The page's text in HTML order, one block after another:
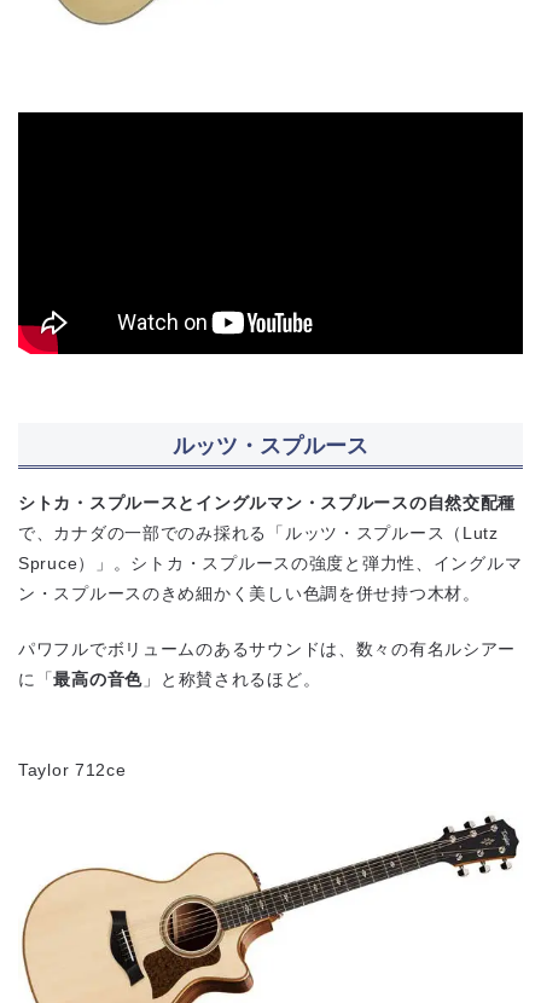
ルッツ・スプルース
シトカ・スプルースとイングルマン・スプルースの自然交配種
で、カナダの一部でのみ採れる「ルッツ・スプルース（Lutz
Spruce）」。シトカ・スプルースの強度と弾力性、イングルマ
ン・スプルースのきめ細かく美しい色調を併せ持つ木材。
パワフルでボリュームのあるサウンドは、数々の有名ルシアー
に「最高の音色 」と称賛されるほど。
Taylor 712ce